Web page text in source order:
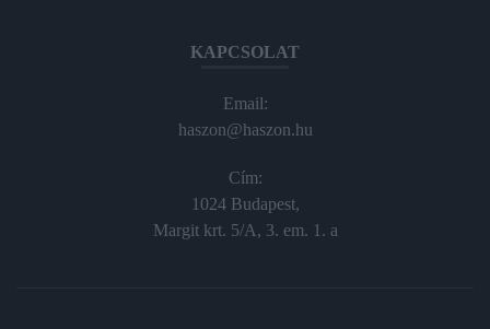
KAPCSOLAT
Email:
haszon@haszon.hu
Cím:
1024 Budapest,
Margit krt. 5/A, 3. em. 1. a